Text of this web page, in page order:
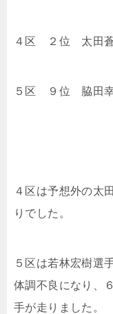
４区 ２位 太田
５区 ９位 脇田
４区は予想外の太
りでした。
５区は若林宏樹選
体調不良になり、
手が走りました。